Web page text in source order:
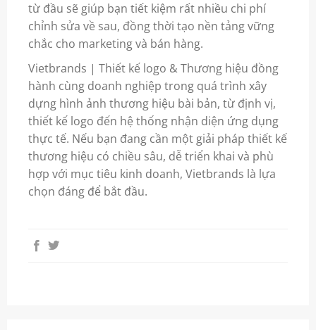
từ đầu sẽ giúp bạn tiết kiệm rất nhiều chi phí
chỉnh sửa về sau, đồng thời tạo nền tảng vững
chắc cho marketing và bán hàng.
Vietbrands | Thiết kế logo & Thương hiệu đồng
hành cùng doanh nghiệp trong quá trình xây
dựng hình ảnh thương hiệu bài bản, từ định vị,
thiết kế logo đến hệ thống nhận diện ứng dụng
thực tế. Nếu bạn đang cần một giải pháp thiết kế
thương hiệu có chiều sâu, dễ triển khai và phù
hợp với mục tiêu kinh doanh, Vietbrands là lựa
chọn đáng để bắt đầu.